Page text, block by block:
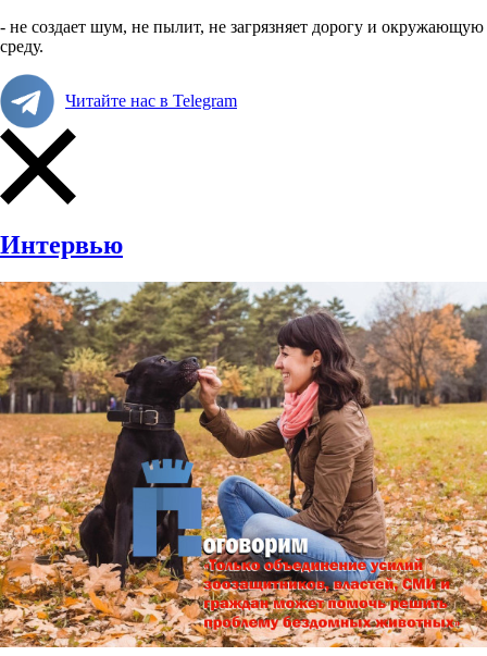
- не создает шум, не пылит, не загрязняет дорогу и окружающую
среду.
Читайте нас в Telegram
Интервью